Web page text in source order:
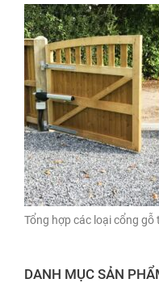
Tổng hợp các loại cổng
DANH MỤC SẢN